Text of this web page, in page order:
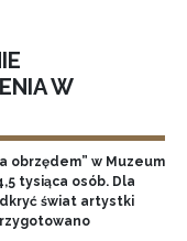
W
obrzędem” w Muzeum
tysiąca osób. Dla
świat artystki